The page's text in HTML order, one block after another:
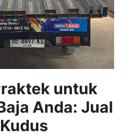
untuk
Anda: Jual